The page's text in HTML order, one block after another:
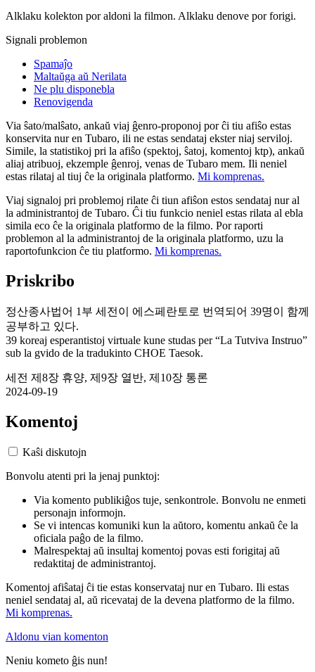
Alklaku kolekton por aldoni la filmon. Alklaku denove por forigi.
Signali problemon
Spamaĵo
Maltaŭga aŭ Nerilata
Ne plu disponebla
Renovigenda
Via ŝato/malŝato, ankaŭ viaj ĝenro-proponoj por ĉi tiu afiŝo estas
konservita nur en Tubaro, ili ne estas sendataj ekster niaj serviloj.
Simile, la statistikoj pri la afiŝo (spektoj, ŝatoj, komentoj ktp), ankaŭ
aliaj atribuoj, ekzemple ĝenroj, venas de Tubaro mem. Ili neniel
estas rilataj al tiuj ĉe la originala platformo. Mi komprenas.
Viaj signaloj pri problemoj rilate ĉi tiun afiŝon estos sendataj nur al
la administrantoj de Tubaro. Ĉi tiu funkcio neniel estas rilata al ebla
simila eco ĉe la originala platformo de la filmo. Por raporti
problemon al la administrantoj de la originala platformo, uzu la
raportofunkcion ĉe tiu platformo. Mi komprenas.
Priskribo
정산종사법어 1부 세전이 에스페란토로 번역되어 39명이 함께
공부하고 있다.
39 koreaj esperantistoj virtuale kune studas per “La Tutviva Instruo”
sub la gvido de la tradukinto CHOE Taesok.
세전 제8장 휴양, 제9장 열반, 제10장 통론
2024-09-19
Komentoj
Kaŝi diskutojn
Bonvolu atenti pri la jenaj punktoj:
Via komento publikiĝos tuje, senkontrole. Bonvolu ne enmeti
personajn informojn.
Se vi intencas komuniki kun la aŭtoro, komentu ankaŭ ĉe la
oficiala paĝo de la filmo.
Malrespektaj aŭ insultaj komentoj povas esti forigitaj aŭ
redaktitaj de administrantoj.
Komentoj afiŝataj ĉi tie estas konservataj nur en Tubaro. Ili estas
neniel sendataj al, aŭ ricevataj de la devena platformo de la filmo.
Mi komprenas.
Aldonu vian komenton
Neniu kometo ĝis nun!